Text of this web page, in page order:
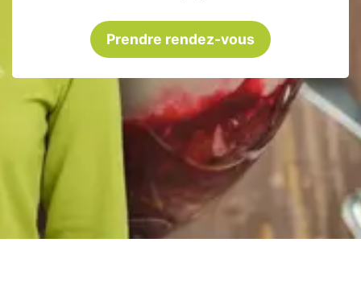
Prendre rendez-vous